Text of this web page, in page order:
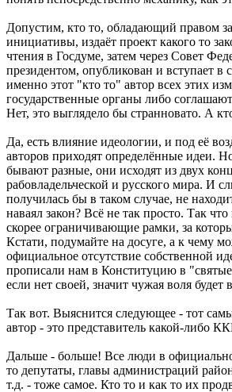
Допустим, кто то, обладающий правом
инициативы, издаёт проект какого то
чтения в Госдуме, затем через Совет
президентом, опубликован и вступает в
именно этот "кто то" автор всех этих
государственные органы либо
Нет, это выглядело бы странновато. А
Да, есть влияние идеологии, и под её
авторов приходят определённые идеи.
бывают разные, они исходят из двух
рабовладельческой и русского мира. И
получилась бы в таком случае, не
наваял закон? Всё не так просто. Так что
скорее ограничивающие рамки, за
Кстати, подумайте на досуге, а к чему
официальное отсутствие собственной
прописали нам в Конституцию в
если нет своей, значит чужая воля будет
Так вот. Выяснится следующее - тот
автор - это представитель какой-либо
Дальше - больше! Все люди в
то депутаты, главы администраций
т.д. - тоже самое. Кто то и как то их